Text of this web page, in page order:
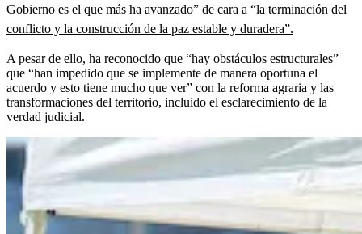
Gobierno es el que más ha avanzado” de cara a “la terminación del
conflicto y la construcción de la paz estable y duradera”.
A pesar de ello, ha reconocido que “hay obstáculos estructurales”
que “han impedido que se implemente de manera oportuna el
acuerdo y esto tiene mucho que ver” con la reforma agraria y las
transformaciones del territorio, incluido el esclarecimiento de la
verdad judicial.